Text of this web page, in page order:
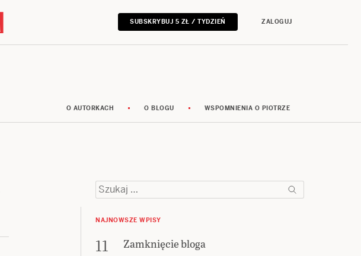
SUBSKRYBUJ 5 ZŁ / TYDZIEŃ ZALOGUJ
O AUTORKACH O BLOGU WSPOMNIENIA O PIOTRZE
Szukaj:
NAJNOWSZE WPISY
11 Zamknięcie bloga